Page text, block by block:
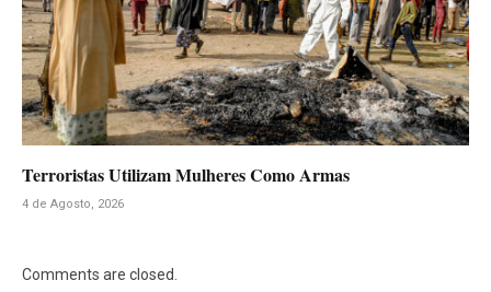
Terroristas Utilizam Mulheres Como Armas
4 de Agosto, 2026
Comments are closed.